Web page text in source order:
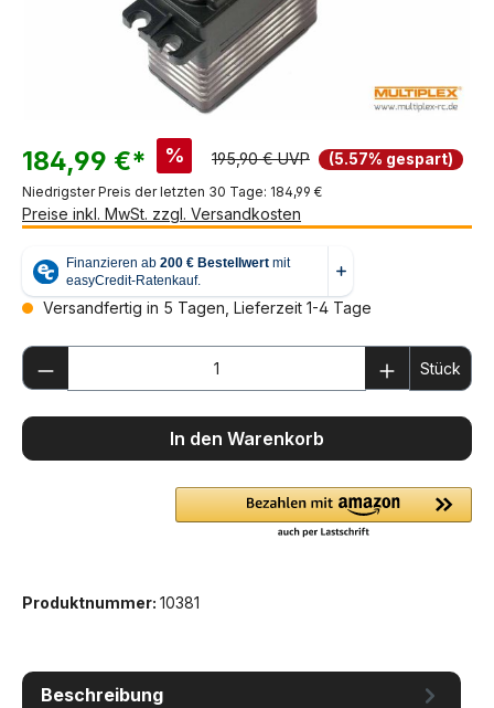
184,99 €* % 195,90 € UVP (5.57% gespart)
Niedrigster Preis der letzten 30 Tage: 184,99 €
Preise inkl. MwSt. zzgl. Versandkosten
Versandfertig in 5 Tagen, Lieferzeit 1-4 Tage
Produkt Anzahl: Gib den gewünschten
Stück
In den Warenkorb
Produktnummer: 10381
Beschreibung